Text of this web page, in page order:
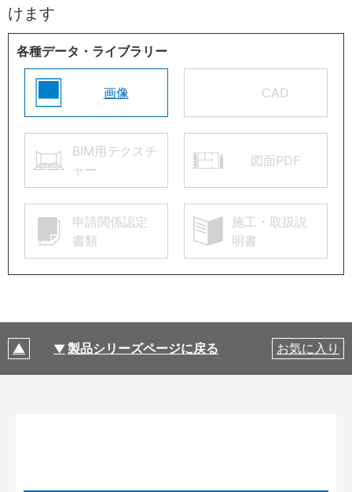
けます
各種データ・ライブラリー
画像 CAD
BIM用テクスチ
ャー
図面PDF
申請関係認定
書類
施工・取扱説
明書
製品シリーズページに戻る お気に入り